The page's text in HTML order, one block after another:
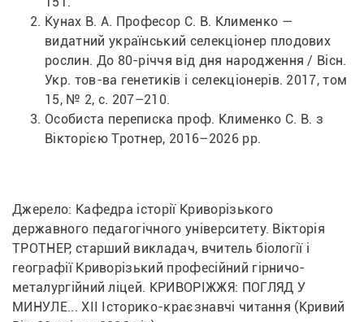
Кунах В. А. Професор С. В. Клименко —
видатний український селекціонер плодових
рослин. До 80-річчя від дня народження / Вісн.
Укр. тов-ва генетиків і селекціонерів. 2017, том
15, № 2, с. 207–210.
Особиста переписка проф. Клименко С. В. з
Вікторією Тротнер, 2016–2026 рр.
Джерело: Кафедра історії Криворізького
державного педагогічного університету. Вікторія
ТРОТНЕР, старший викладач, вчитель біології і
географії Криворізький професійний гірничо-
металургійний ліцей. КРИВОРІЖЖЯ: ПОГЛЯД У
МИНУЛЕ... ХІІ Історико-краєзнавчі читання (Кривий